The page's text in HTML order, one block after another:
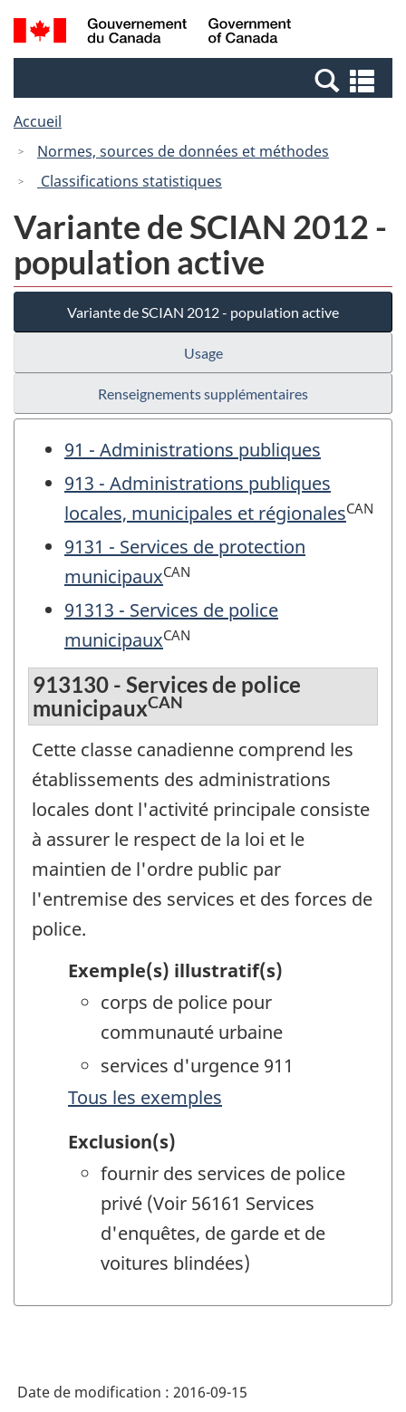
Passer
au
Passer
à
Canada
Recherche
et
et
Accueil
Normes, sources de données et méthodes
Classifications statistiques
Variante de SCIAN 2012 -
population active
Variante de SCIAN 2012 - population active
Usage
Renseignements supplémentaires
91 - Administrations publiques
913 - Administrations publiques
locales, municipales et régionalesCAN
9131 - Services de protection
municipauxCAN
91313 - Services de police
municipauxCAN
913130 - Services de police
municipauxCAN
Cette classe canadienne comprend les
établissements des administrations
locales dont l'activité principale consiste
à assurer le respect de la loi et le
maintien de l'ordre public par
l'entremise des services et des forces de
police.
Exemple(s) illustratif(s)
corps de police pour
communauté urbaine
services d'urgence 911
Tous les exemples
Exclusion(s)
fournir des services de police
privé (Voir 56161 Services
d'enquêtes, de garde et de
voitures blindées)
Date de modification : 2016-09-15